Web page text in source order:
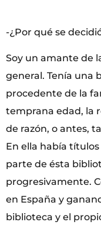
-¿Por qué se
Soy un amante de
general. Tenía una
procedente de la
temprana edad, la
de razón, o antes,
En ella había títulos
parte de ésta
progresivamente.
en España y
biblioteca y el